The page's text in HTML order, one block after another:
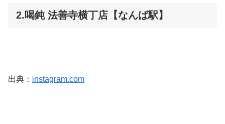
2.喝鈍 法善寺横丁店【なんば駅】
出典： instagram.com